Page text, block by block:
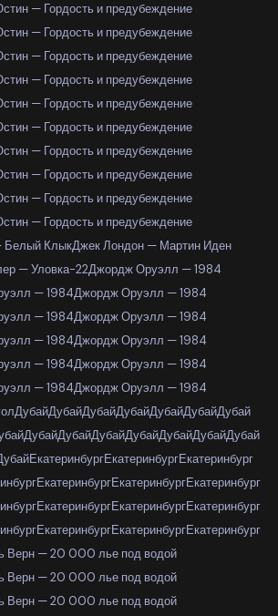
— Гордость и предубеждение
— Гордость и предубеждение
— Гордость и предубеждение
— Гордость и предубеждение
— Гордость и предубеждение
— Гордость и предубеждение
— Гордость и предубеждение
— Гордость и предубеждение
— Гордость и предубеждение
— Гордость и предубеждение
Белый КлыкДжек Лондон — Мартин Иден
— Уловка-22Джордж Оруэлл — 1984
— 1984Джордж Оруэлл — 1984
— 1984Джордж Оруэлл — 1984
— 1984Джордж Оруэлл — 1984
— 1984Джордж Оруэлл — 1984
— 1984Джордж Оруэлл — 1984
ДубайДубайДубайДубайДубайДубайДубай
ДубайДубайДубайДубайДубайДубайДубай
ЕкатеринбургЕкатеринбургЕкатеринбург
ЕкатеринбургЕкатеринбургЕкатеринбург
ЕкатеринбургЕкатеринбургЕкатеринбург
ЕкатеринбургЕкатеринбургЕкатеринбург
Верн — 20 000 лье под водой
Верн — 20 000 лье под водой
Верн — 20 000 лье под водой